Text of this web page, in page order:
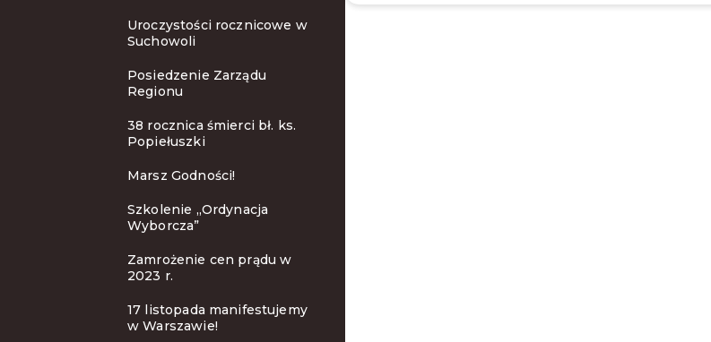
Uroczystości rocznicowe w
Suchowoli
Posiedzenie Zarządu
Regionu
38 rocznica śmierci bł. ks.
Popiełuszki
Marsz Godności!
Szkolenie ,,Ordynacja
Wyborcza”
Zamrożenie cen prądu w
2023 r.
17 listopada manifestujemy
w Warszawie!